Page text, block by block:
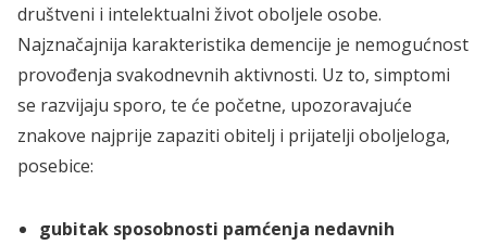
društveni i intelektualni život oboljele osobe.
Najznačajnija karakteristika demencije je nemogućnost
provođenja svakodnevnih aktivnosti. Uz to, simptomi
se razvijaju sporo, te će početne, upozoravajuće
znakove najprije zapaziti obitelj i prijatelji oboljeloga,
posebice:
gubitak sposobnosti pamćenja nedavnih